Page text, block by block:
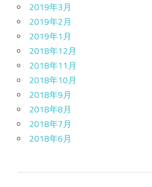
2019年3月
2019年2月
2019年1月
2018年12月
2018年11月
2018年10月
2018年9月
2018年8月
2018年7月
2018年6月